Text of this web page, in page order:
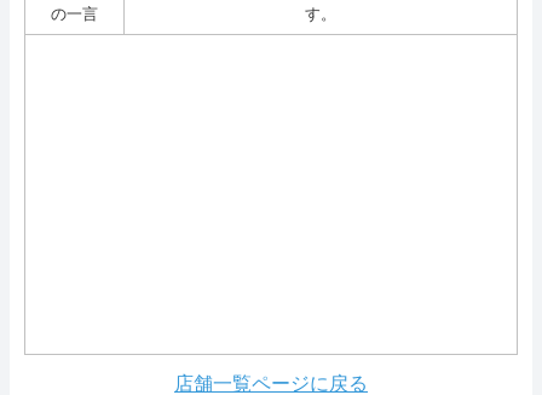
の一言
す。
店舗一覧ページに戻る